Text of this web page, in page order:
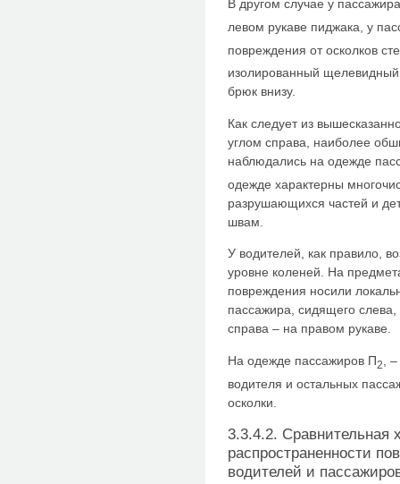
В другом случае у
левом рукаве пиджака, у
повреждения от осколков
изолированный
брюк внизу.
Как следует из
углом справа, наиболее
наблюдались на одежде
одежде характерны
разрушающихся частей и
швам.
У водителей, как правило,
уровне коленей. На
повреждения носили
пассажира, сидящего
справа – на правом рукаве.
На одежде пассажиров П2
,
водителя и остальных
осколки.
3.3.4.2. Сравнительная
распространенности
водителей и